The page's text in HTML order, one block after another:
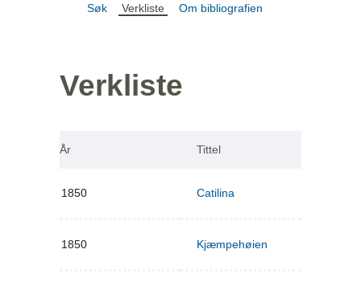
Søk Verkliste Om bibliografien
Verkliste
År Tittel
1850 Catilina
1850 Kjæmpehøien